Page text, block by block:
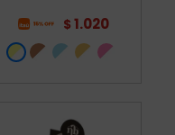
$ 1.020